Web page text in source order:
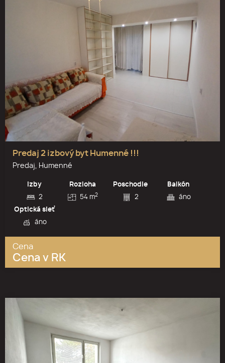
Predaj 2 izbový byt Humenné !!!
Predaj, Humenné
Izby
2
Rozloha
54 m2
Poschodie
2
Balkón
áno
Optická sieť
áno
Cena
Cena v RK